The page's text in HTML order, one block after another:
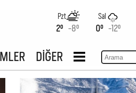
Pzt
2° -8°
Sal
0° -12°
DİĞER